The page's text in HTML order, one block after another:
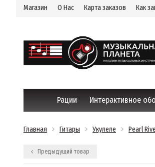
Магазин О Нас Карта заказов Как
Рации Интерактивное
Главная Гитары Укулеле Pearl
Предыдущий товар